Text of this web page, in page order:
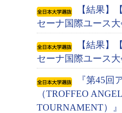
【結果】
セーナ国際ユース
【結果】
セーナ国際ユース
『第45回
（TROFFEO
TOURNAMENT）